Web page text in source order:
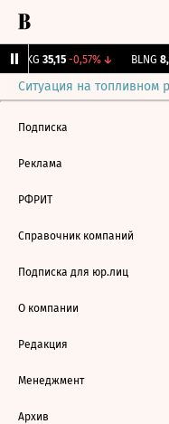
YAKG 35,15 -0,57%↓ BLNG
Ситуация на топливном
Подписка
Реклама
РФРИТ
Справочник компаний
Подписка для юр.лиц
О компании
Редакция
Менеджмент
Архив